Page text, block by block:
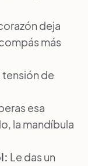
deja
más
tensión de
esa
la mandíbula
Le das un